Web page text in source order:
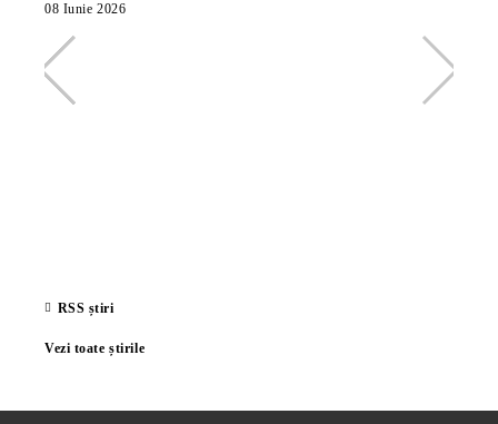
08 Iunie 2026
RSS știri
Vezi toate știrile